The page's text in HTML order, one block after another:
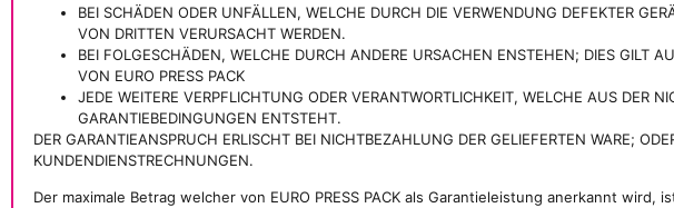
BEI SCHÄDEN ODER UNFÄLLEN, WELCHE DURCH DIE VERWENDUNG DEFEKTER
VON DRITTEN VERURSACHT WERDEN.
BEI FOLGESCHÄDEN, WELCHE DURCH ANDERE URSACHEN ENSTEHEN; DIES GILT
VON EURO PRESS PACK
JEDE WEITERE VERPFLICHTUNG ODER VERANTWORTLICHKEIT, WELCHE AUS DER
GARANTIEBEDINGUNGEN ENTSTEHT.
DER GARANTIEANSPRUCH ERLISCHT BEI NICHTBEZAHLUNG DER GELIEFERTEN WARE;
KUNDENDIENSTRECHNUNGEN.
Der maximale Betrag welcher von EURO PRESS PACK als Garantieleistung anerkannt